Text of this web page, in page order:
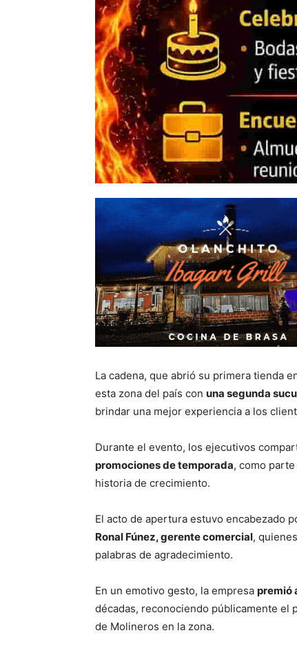
La cadena, que abrió su primera tienda
esta zona del país con una segunda
brindar una mejor experiencia a los
Durante el evento, los ejecutivos
promociones de temporada, como
historia de crecimiento.
El acto de apertura estuvo encabezado
Ronal Fúnez, gerente comercial,
palabras de agradecimiento.
En un emotivo gesto, la empresa premió
décadas, reconociendo públicamente el
de Molineros en la zona.